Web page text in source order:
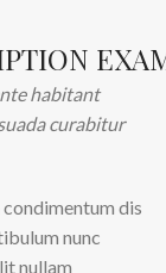
habitant
curabitur
dis
nunc
nullam